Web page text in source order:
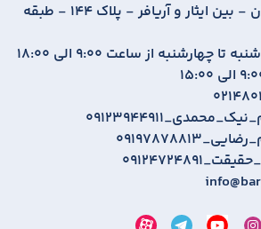
تهران - مرزداران - بین ایثار و آریافر - پلاک 144 - طبقه
روزهای شنبه تا چهارشنبه از ساعت 9:00 الی 18:00